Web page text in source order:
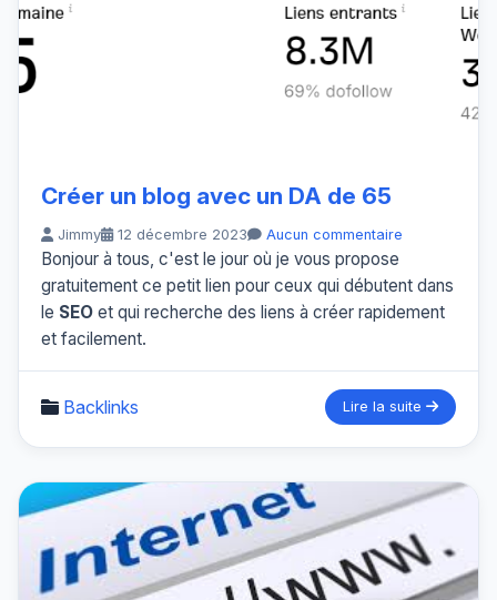
Créer un blog avec un DA de 65
Jimmy 12 décembre 2023 Aucun commentaire
Bonjour à tous, c'est le jour où je vous propose
gratuitement ce petit lien pour ceux qui débutent dans
le SEO et qui recherche des liens à créer rapidement
et facilement.
Backlinks Lire la suite